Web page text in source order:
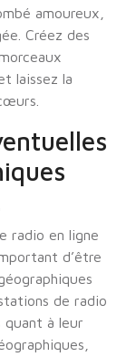
amoureux,
Créez des
laissez la
radio en ligne
d’être
de radio
quant à leur